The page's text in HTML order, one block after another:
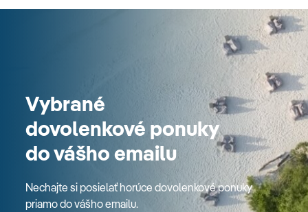
Vybrané
dovolenkové ponuky
do vášho emailu
Nechajte si posielať horúce dovolenkové ponuky
priamo do vášho emailu.